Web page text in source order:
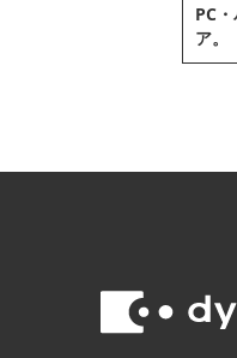
PC
ア。